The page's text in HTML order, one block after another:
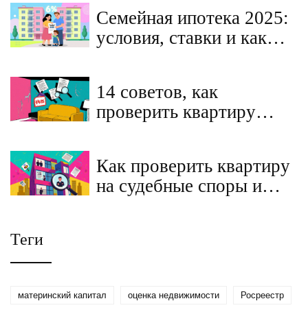
Семейная ипотека 2025:
условия, ставки и как
14 советов, как
проверить квартиру
попасть на мошенников
Как проверить квартиру
на судебные споры и
Теги
материнский капитал оценка недвижимости Росреестр